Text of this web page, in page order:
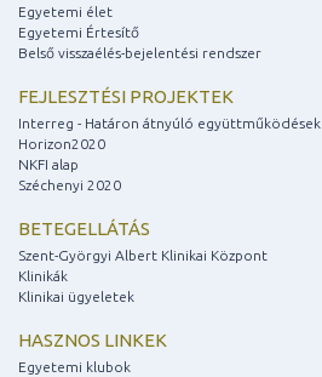
Egyetemi élet
Egyetemi Értesítő
Belső visszaélés-bejelentési rendszer
FEJLESZTÉSI PROJEKTEK
Interreg - Határon átnyúló együttműködések
Horizon2020
NKFI alap
Széchenyi 2020
BETEGELLÁTÁS
Szent-Györgyi Albert Klinikai Központ
Klinikák
Klinikai ügyeletek
HASZNOS LINKEK
Egyetemi klubok